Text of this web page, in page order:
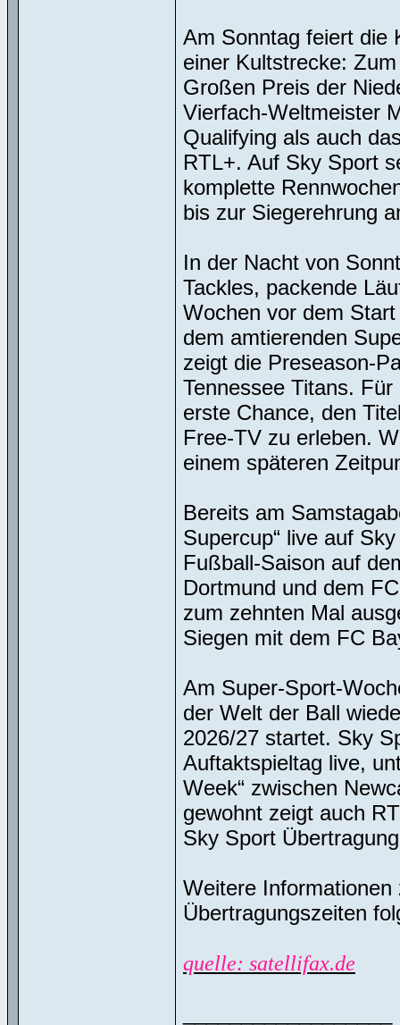
Am Sonntag feiert die
einer Kultstrecke:
Großen Preis der
Vierfach-Weltmeister
Qualifying als auch
RTL+. Auf Sky Sport
komplette
bis zur Siegerehrung
In der Nacht von
Tackles, packende
Wochen vor dem
dem amtierenden
zeigt die Preseason-
Tennessee Titans.
erste Chance, den
Free-TV zu erleben.
einem späteren
Bereits am
Supercup“ live auf
Fußball-Saison auf
Dortmund und dem
zum zehnten Mal
Siegen mit dem FC
Am Super-Sport-
der Welt der Ball
2026/27 startet. Sky
Auftaktspieltag live,
Week“ zwischen
gewohnt zeigt auch
Sky Sport
Weitere
Übertragungszeiten
quelle: satellifax.de